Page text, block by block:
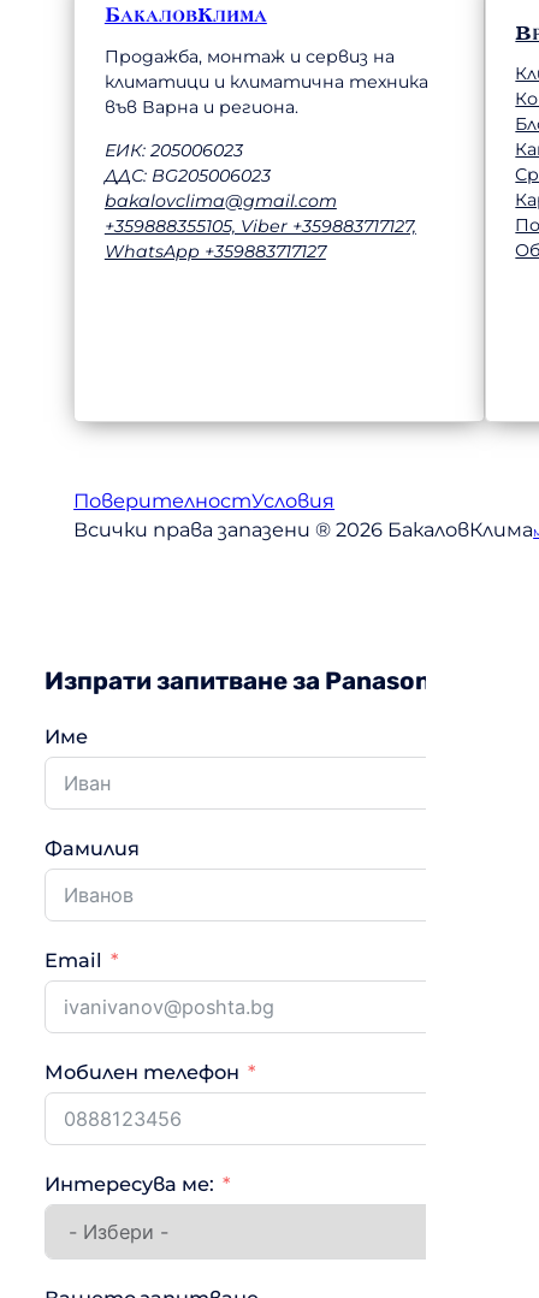
БакаловКлима
Продажба, монтаж и сервиз на
климатици и климатична техника
във Варна и региона.
ЕИК: 205006023
ДДС: BG205006023
bakalovclima@gmail.com
+359888355105, Viber +359883717127,
WhatsApp +359883717127
ПоверителностУсловия
Всички права запазени ® 2026 БакаловКлима
Изпрати запитване за Panasonic CS-
Име
Фамилия
Email
Мобилен телефон
Интересува ме: